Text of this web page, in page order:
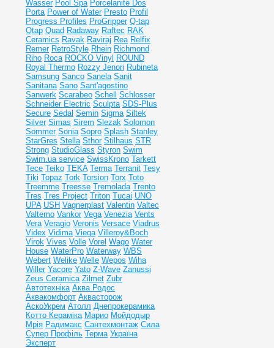
Wasser Pool Spa Porcelanite Dos
Porta Power of Water Presto Profil
Progress Profiles ProGripper Q-tap
Qtap Quad Radaway Raftec RAK
Ceramics Ravak Raviraj Rea Relfix
Remer RetroStyle Rhein Richmond
Riho Roca ROCKO Vinyl ROUND
Royal Thermo Rozzy Jenori Rubineta
Samsung Sanco Sanela Sanit
Sanitana Sano Sant'agostino
Sanwerk Scarabeo Schell
Schlosser
Schneider Electric Sculpta SDS-Plus
Secure Sedal Semin Sigma Siltek
Silver Simas Sirem Slezak Solomon
Sommer Sonia Sopro Splash Stanley
StarGres Stella Sthor Stilhaus STR
Strong StudioGlass Styron Swim
Swim.ua service SwissKrono Tarkett
Tece Teiko TEKA Terma Terranit Tesy
Tiki Topaz Tork Torsion Torx Toto
Treemme Treesse Tremolada Trento
Tres Tres Project Triton Tucai UNO
UPA USH Vagnerplast Valentin Valtec
Valtemo Vankor Vega Venezia Vents
Vera Veragio Veronis Versace Viadrus
Videx Vidima Viega Villeroy&Boch
Virok Vives Volle Vorel Wago Water
House WaterPro Waterway WBS
Webert Welike Welle Wepos Wiha
Willer Yacore Yato Z-Wave Zanussi
Zeus Ceramica Zilmet Zubr
Автотехніка Аква Родос
Аквакомфорт Аквасторож
АскоУкрем Атолл Днепрокерамика
Котто Кераміка Марио Мойдодыр
Мрія Радимакс Сантехмонтаж Сила
Супер Профіль Терма Україна
Эксперт